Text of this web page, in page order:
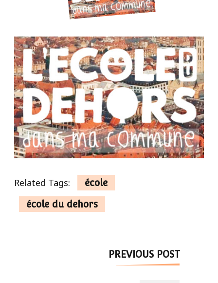
Related Tags:
école
école du dehors
Post
Navigation
PREVIOUS POST